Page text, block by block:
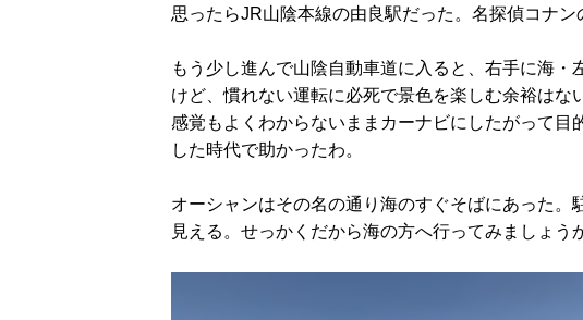
思ったらJR山陰本線の由良駅だった。名探偵コナン
もう少し進んで山陰自動車道に入ると、右手に海
けど、慣れない運転に必死で景色を楽しむ余裕はな
感覚もよくわからないままカーナビにしたがって目
した時代で助かったわ。
オーシャンはその名の通り海のすぐそばにあった。
見える。せっかくだから海の方へ行ってみましょう